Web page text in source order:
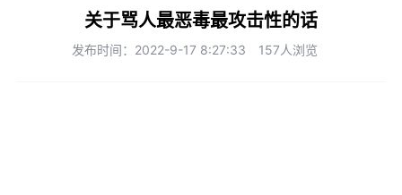
关于骂人最恶毒最攻击性的话
发布时间：2022-9-17 8:27:33 157人浏览